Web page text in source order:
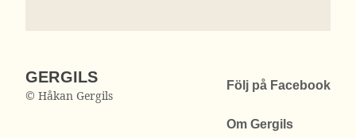
GERGILS
© Håkan Gergils
Följ på Facebook
Om Gergils